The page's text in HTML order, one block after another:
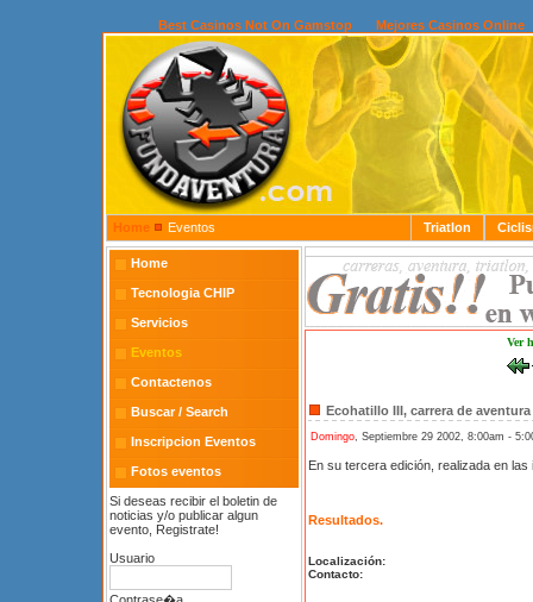
Best Casinos Not On Gamstop Mejores Casinos Online
Home Eventos Triatlon
Home
Tecnologia CHIP
Servicios
Eventos
Contactenos
Buscar / Search
Inscripcion Eventos
Fotos eventos
Si deseas recibir el boletin de
noticias y/o publicar algun
evento, Registrate!
Usuario
Ver
Ecohatillo III, carrera de aventura
Domingo, Septiembre 29 2002, 8:00am -
En su tercera edición, realizada en
Resultados.
Localización:
Contacto: